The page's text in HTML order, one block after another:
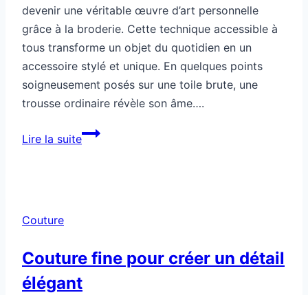
devenir une véritable œuvre d’art personnelle
grâce à la broderie. Cette technique accessible à
tous transforme un objet du quotidien en un
accessoire stylé et unique. En quelques points
soigneusement posés sur une toile brute, une
trousse ordinaire révèle son âme….
Lire la suiteComment
la
broderie
Couture
Couture fine pour créer un détail
élégant